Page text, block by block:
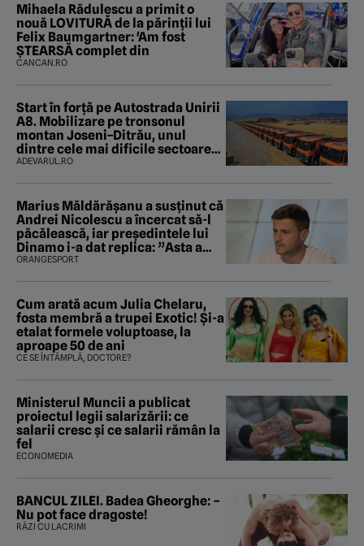
Mihaela Rădulescu a primit o
nouă LOVITURĂ de la părinții lui
Felix Baumgartner: 'Am fost
ȘTEARSĂ complet din
CANCAN.RO
Start în forță pe Autostrada Unirii
A8. Mobilizare pe tronsonul
montan Joseni–Ditrău, unul
dintre cele mai dificile sectoare
care traversează Carpații
ADEVARUL.RO
Marius Măldărăşanu a susţinut că
Andrei Nicolescu a încercat să-l
păcălească, iar preşedintele lui
Dinamo i-a dat replica: ”Asta a
fost istoria”
ORANGESPORT
Cum arată acum Julia Chelaru,
fosta membră a trupei Exotic! Și-a
etalat formele voluptoase, la
aproape 50 de ani
CE SE ÎNTÂMPLĂ, DOCTORE?
Ministerul Muncii a publicat
proiectul legii salarizării: ce
salarii cresc și ce salarii rămân la
fel
ECONOMEDIA
BANCUL ZILEI. Badea Gheorghe: –
Nu pot face dragoste!
RÂZI CU LACRIMI